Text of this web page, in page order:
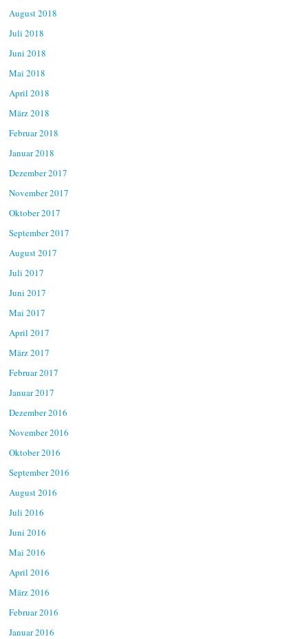
August 2018
Juli 2018
Juni 2018
Mai 2018
April 2018
März 2018
Februar 2018
Januar 2018
Dezember 2017
November 2017
Oktober 2017
September 2017
August 2017
Juli 2017
Juni 2017
Mai 2017
April 2017
März 2017
Februar 2017
Januar 2017
Dezember 2016
November 2016
Oktober 2016
September 2016
August 2016
Juli 2016
Juni 2016
Mai 2016
April 2016
März 2016
Februar 2016
Januar 2016